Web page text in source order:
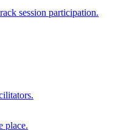
session participation.
place.